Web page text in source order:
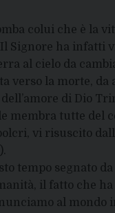
colui che è la
Signore ha infatti
al cielo da
verso la morte, da
di Dio
membra tutte del
vi risuscito
tempo segnato
il fatto che
al